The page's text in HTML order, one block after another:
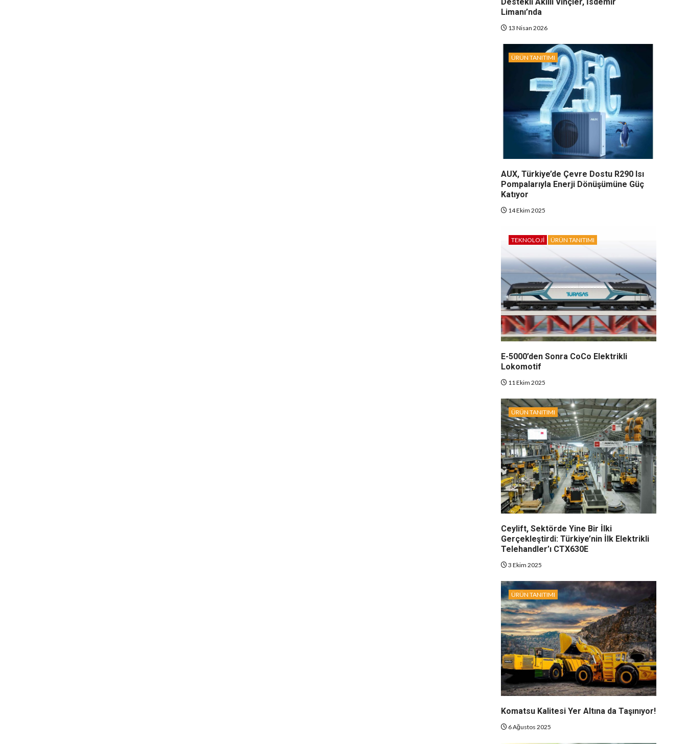
Limanı’nda
13 Nisan 2026
ÜRÜN TANITIMI
AUX, Türkiye’de Çevre Dostu R290 Isı
Pompalarıyla Enerji Dönüşümüne Güç
Katıyor
14 Ekim 2025
TEKNOLOJI ÜRÜN TANITIMI
E-5000’den Sonra CoCo Elektrikli
Lokomotif
11 Ekim 2025
ÜRÜN TANITIMI
Ceylift, Sektörde Yine Bir İlki
Gerçekleştirdi: Türkiye’nin İlk Elektrikli
Telehandler’ı CTX630E
3 Ekim 2025
ÜRÜN TANITIMI
Komatsu Kalitesi Yer Altına da Taşınıyor!
6 Ağustos 2025